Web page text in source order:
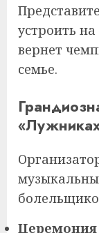
устроить
вернет
семье.